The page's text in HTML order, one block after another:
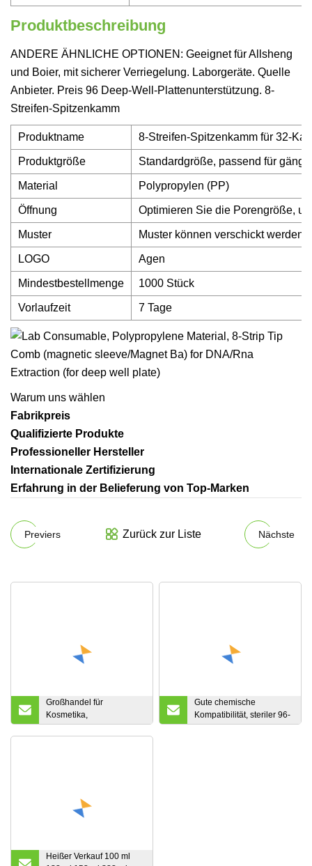
Produktbeschreibung
ANDERE ÄHNLICHE OPTIONEN: Geeignet für Allsheng
und Boier, mit sicherer Verriegelung. Laborgeräte. Quelle
Anbieter. Preis 96 Deep-Well-Plattenunterstützung. 8-
Streifen-Spitzenkamm
Produktname 8-Streifen-Spitzenkamm für 32-
Produktgröße Standardgröße, passend für
Material Polypropylen (PP)
Öffnung Optimieren Sie die Porengröße,
Muster Muster können verschickt werden
LOGO Agen
Mindestbestellmenge 1000 Stück
Vorlaufzeit 7 Tage
Warum uns wählen
Fabrikpreis
Qualifizierte Produkte
Professioneller Hersteller
Internationale Zertifizierung
Erfahrung in der Belieferung von Top-Marken
Previers Zurück zur Liste Nächste
Großhandel für
Kosmetika,
rundes/eckiges
Gute chemische
Kompatibilität, steriler 96-
Laborspitzenkamm,
Heißer Verkauf 100 ml